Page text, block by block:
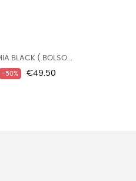
BLACK ( BOLSO...
-50% Price
€49.50